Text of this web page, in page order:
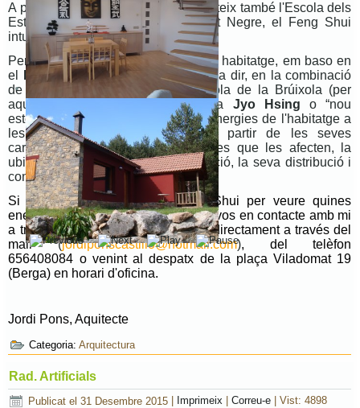
A part d'aquestes dues escoles, existeix també l'Escola dels
Estels Voladors, l'Escola del Barret Negre, el Feng Shui
intuitiu...
Per fer un estudi de Feng Shui d'un habitatge, em baso en
el
Feng Shui tradicional xinès, és a dir, en la combinació
de l'Escola de les Formes i l'Escola de la Brúixola (per
aquesta darrera, aplico el sistema Jyo Hsing o “nou
estels”), i estudio com afecten les energies de l'habitatge a
les persones que les habiten a partir de les seves
característiques personals, els astres que les afecten, la
ubicació de l'edifici, la seva orientació, la seva distribució i
com són les seves estances.
Si voleu fer un estudi de Feng Shui per veure quines
energies afecten la seva llar, poseu-vos en contacte amb mi
a través delformulari de contacteo directament a través del
mail(jordiponscastillo@hotmail.com), del telèfon
656408084 o venint al despatx de la plaça Viladomat 19
(Berga) en horari d'oficina.
Jordi Pons, Aquitecte
Categoria:Arquitectura
Rad. Artificials
Publicat el 31 Desembre 2015 Imprimeix |Correu-e |Vist: 4898